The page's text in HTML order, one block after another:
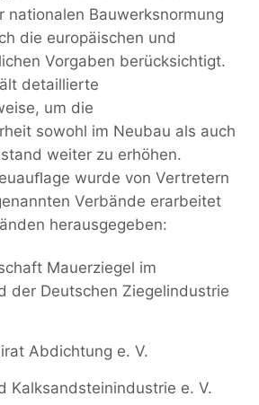
nationalen Bauwerksnormung
die europäischen und
Vorgaben berücksichtigt.
detaillierte
um die
sowohl im Neubau als auch
weiter zu erhöhen.
wurde von Vertretern
Verbände erarbeitet
herausgegeben:
Mauerziegel im
der Deutschen Ziegelindustrie
Abdichtung e. V.
Kalksandsteinindustrie e. V.